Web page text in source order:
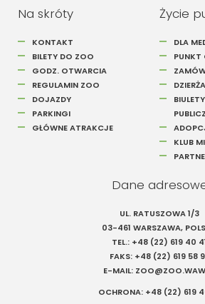
Na skróty
KONTAKT
BILETY DO ZOO
GODZ. OTWARCIA
REGULAMIN ZOO
DOJAZDY
PARKINGI
GŁÓWNE ATRAKCJE
Życie
DLA
PUNKT
KLUB
Dane
UL. RATUSZOWA 1/3
03-461 WARSZAWA,
TEL.: +48 (22) 619 40
FAKS: +48 (22) 619 58
E-MAIL:
OCHRONA: +48 (22) 619